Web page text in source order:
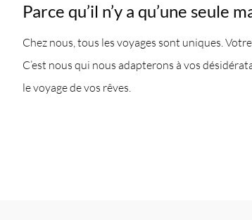
Parce qu’il n’y a qu’une seule
Chez nous, tous les voyages sont uniques.
C’est nous qui nous adapterons à vos
le voyage de vos rêves.